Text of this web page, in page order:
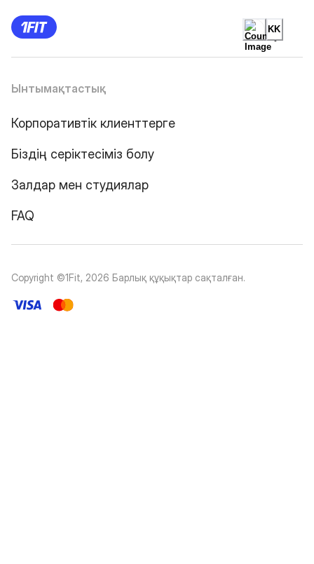
KK
Ынтымақтастық
Корпоративтік клиенттерге
Біздің серіктесіміз болу
Залдар мен студиялар
FAQ
Copyright ©1Fit, 2026 Барлық құқықтар сақталған.